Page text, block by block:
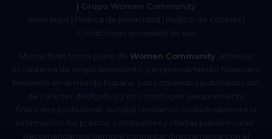
| Grupo Women Community
Aviso legal
Política de privacidad Política de cookies
Condiciones generales de uso
Ahorradoras forma parte de Women Community , el mayor
ecosistema de empoderamiento y emprendimiento financiero
femenino en el mundo hispano. Los contenidos publicados son
de carácter divulgativo y no constituyen asesoramiento
financiero profesional. Aunque revisamos cuidadosamente la
información, los precios, condiciones y ofertas pueden variar.
Recomendamos siempre contrastar directamente con el